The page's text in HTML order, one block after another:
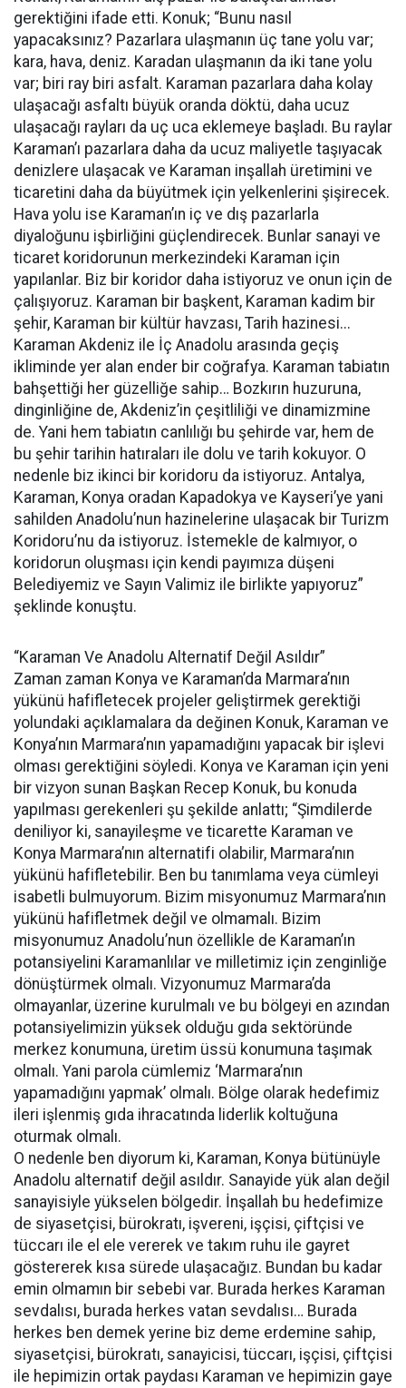
gerektiğini ifade etti. Konuk; “Bunu nasıl
yapacaksınız? Pazarlara ulaşmanın üç tane yolu var;
kara, hava, deniz. Karadan ulaşmanın da iki tane yolu
var; biri ray biri asfalt. Karaman pazarlara daha kolay
ulaşacağı asfaltı büyük oranda döktü, daha ucuz
ulaşacağı rayları da uç uca eklemeye başladı. Bu raylar
Karaman’ı pazarlara daha da ucuz maliyetle taşıyacak
denizlere ulaşacak ve Karaman inşallah üretimini ve
ticaretini daha da büyütmek için yelkenlerini şişirecek.
Hava yolu ise Karaman’ın iç ve dış pazarlarla
diyaloğunu işbirliğini güçlendirecek. Bunlar sanayi ve
ticaret koridorunun merkezindeki Karaman için
yapılanlar. Biz bir koridor daha istiyoruz ve onun için de
çalışıyoruz. Karaman bir başkent, Karaman kadim bir
şehir, Karaman bir kültür havzası, Tarih hazinesi...
Karaman Akdeniz ile İç Anadolu arasında geçiş
ikliminde yer alan ender bir coğrafya. Karaman tabiatın
bahşettiği her güzelliğe sahip… Bozkırın huzuruna,
dinginliğine de, Akdeniz’in çeşitliliği ve dinamizmine
de. Yani hem tabiatın canlılığı bu şehirde var, hem de
bu şehir tarihin hatıraları ile dolu ve tarih kokuyor. O
nedenle biz ikinci bir koridoru da istiyoruz. Antalya,
Karaman, Konya oradan Kapadokya ve Kayseri’ye yani
sahilden Anadolu’nun hazinelerine ulaşacak bir Turizm
Koridoru’nu da istiyoruz. İstemekle de kalmıyor, o
koridorun oluşması için kendi payımıza düşeni
Belediyemiz ve Sayın Valimiz ile birlikte yapıyoruz”
şeklinde konuştu.
“Karaman Ve Anadolu Alternatif Değil Asıldır”
Zaman zaman Konya ve Karaman’da Marmara’nın
yükünü hafifletecek projeler geliştirmek gerektiği
yolundaki açıklamalara da değinen Konuk, Karaman ve
Konya’nın Marmara’nın yapamadığını yapacak bir işlevi
olması gerektiğini söyledi. Konya ve Karaman için yeni
bir vizyon sunan Başkan Recep Konuk, bu konuda
yapılması gerekenleri şu şekilde anlattı; “Şimdilerde
deniliyor ki, sanayileşme ve ticarette Karaman ve
Konya Marmara’nın alternatifi olabilir, Marmara’nın
yükünü hafifletebilir. Ben bu tanımlama veya cümleyi
isabetli bulmuyorum. Bizim misyonumuz Marmara’nın
yükünü hafifletmek değil ve olmamalı. Bizim
misyonumuz Anadolu’nun özellikle de Karaman’ın
potansiyelini Karamanlılar ve milletimiz için zenginliğe
dönüştürmek olmalı. Vizyonumuz Marmara’da
olmayanlar, üzerine kurulmalı ve bu bölgeyi en azından
potansiyelimizin yüksek olduğu gıda sektöründe
merkez konumuna, üretim üssü konumuna taşımak
olmalı. Yani parola cümlemiz ‘Marmara’nın
yapamadığını yapmak’ olmalı. Bölge olarak hedefimiz
ileri işlenmiş gıda ihracatında liderlik koltuğuna
oturmak olmalı.
O nedenle ben diyorum ki, Karaman, Konya bütünüyle
Anadolu alternatif değil asıldır. Sanayide yük alan değil
sanayisiyle yükselen bölgedir. İnşallah bu hedefimize
de siyasetçisi, bürokratı, işvereni, işçisi, çiftçisi ve
tüccarı ile el ele vererek ve takım ruhu ile gayret
göstererek kısa sürede ulaşacağız. Bundan bu kadar
emin olmamın bir sebebi var. Burada herkes Karaman
sevdalısı, burada herkes vatan sevdalısı… Burada
herkes ben demek yerine biz deme erdemine sahip,
siyasetçisi, bürokratı, sanayicisi, tüccarı, işçisi, çiftçisi
ile hepimizin ortak paydası Karaman ve hepimizin gaye